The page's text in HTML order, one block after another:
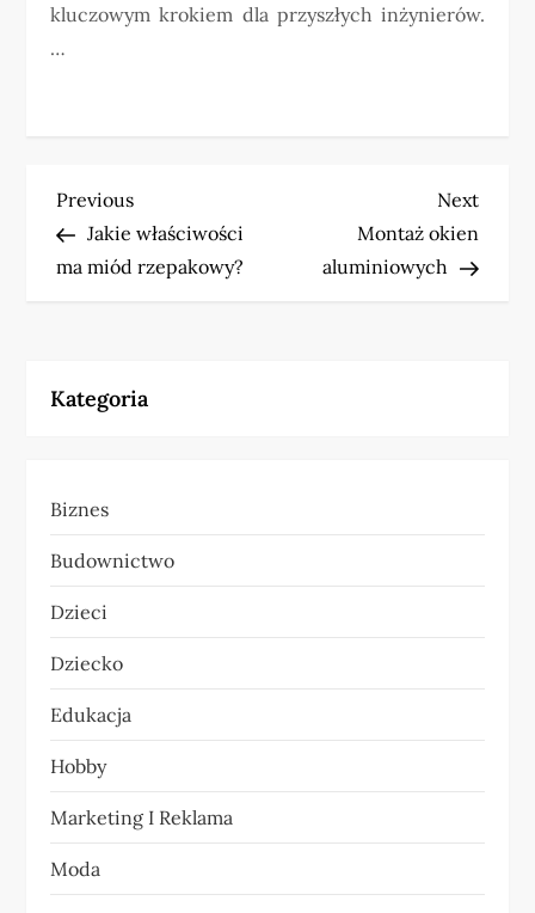
kluczowym krokiem dla przyszłych inżynierów.
…
N
a
g
c
j
a
w
p
i
s
u
Previous
Post
Previous
Jakie właściwości
ma miód rzepakowy?
Next
Post
Next
Montaż okien
aluminiowych
Kategoria
Biznes
Budownictwo
Dzieci
Dziecko
Edukacja
Hobby
Marketing I Reklama
Moda